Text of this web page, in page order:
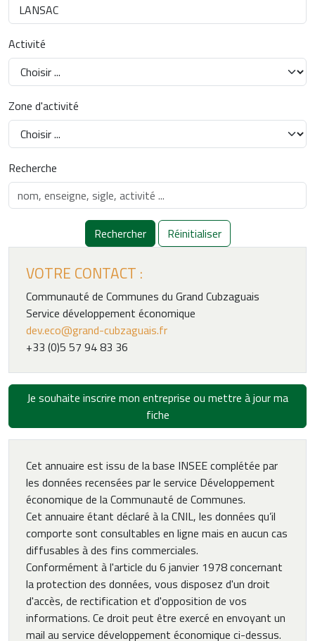
Activité
Zone d'activité
Recherche
Rechercher Réinitialiser
VOTRE CONTACT :
Communauté de Communes du Grand Cubzaguais
Service développement économique
dev.eco@grand-cubzaguais.fr
+33 (0)5 57 94 83 36
Je souhaite inscrire mon entreprise ou mettre à jour ma
fiche
Cet annuaire est issu de la base INSEE complétée par
les données recensées par le service Développement
économique de la Communauté de Communes.
Cet annuaire étant déclaré à la CNIL, les données qu’il
comporte sont consultables en ligne mais en aucun cas
diffusables à des fins commerciales.
Conformément à l'article du 6 janvier 1978 concernant
la protection des données, vous disposez d'un droit
d'accès, de rectification et d'opposition de vos
informations. Ce droit peut être exercé en envoyant un
mail au service développement économique ci-dessus.